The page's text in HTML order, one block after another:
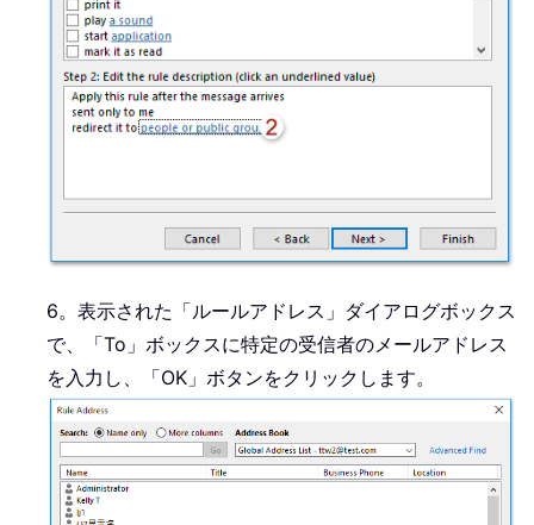
6。表示された「ルールアドレス」ダイアログボックス
で、「To」ボックスに特定の受信者のメールアドレス
を入力し、「OK」ボタンをクリックします。